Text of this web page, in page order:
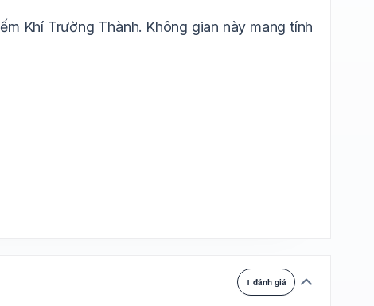
Khí Trường Thành. Không gian này mang tính
1 đánh giá